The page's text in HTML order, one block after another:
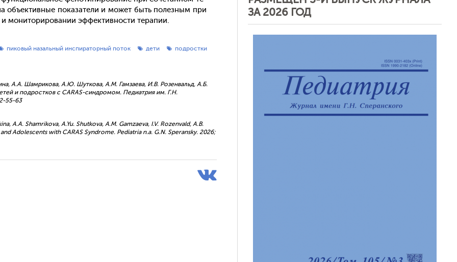
объ­ек­тивные по­каза­тели и мо­жет быть по­лез­ным при
мо­нито­риро­вании эф­фектив­ности те­рапии.
пиковый назальный инспираторный поток дети
подростки
А.А. Шамрикова, А.Ю. Шуткова, А.М. Гамзаева, И.В. Розенвальд, А.Б.
и подростков с CARAS-синдромом. Педиатрия им. Г.Н.
55-63
A.A. Shamrikova, A.Yu. Shutkova, A.M. Gamzaeva, I.V. Rozenvald, A.B.
Adolescents with CARAS Syndrome. Pediatria n.a. G.N. Speransky. 2026;
ЗА 2026 ГОД